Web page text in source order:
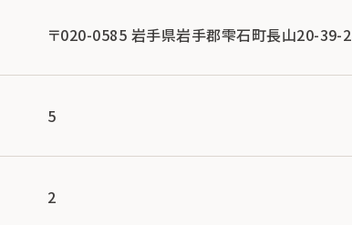
〒020-0585 岩手県岩手郡雫石町長山20-39-2
5
2